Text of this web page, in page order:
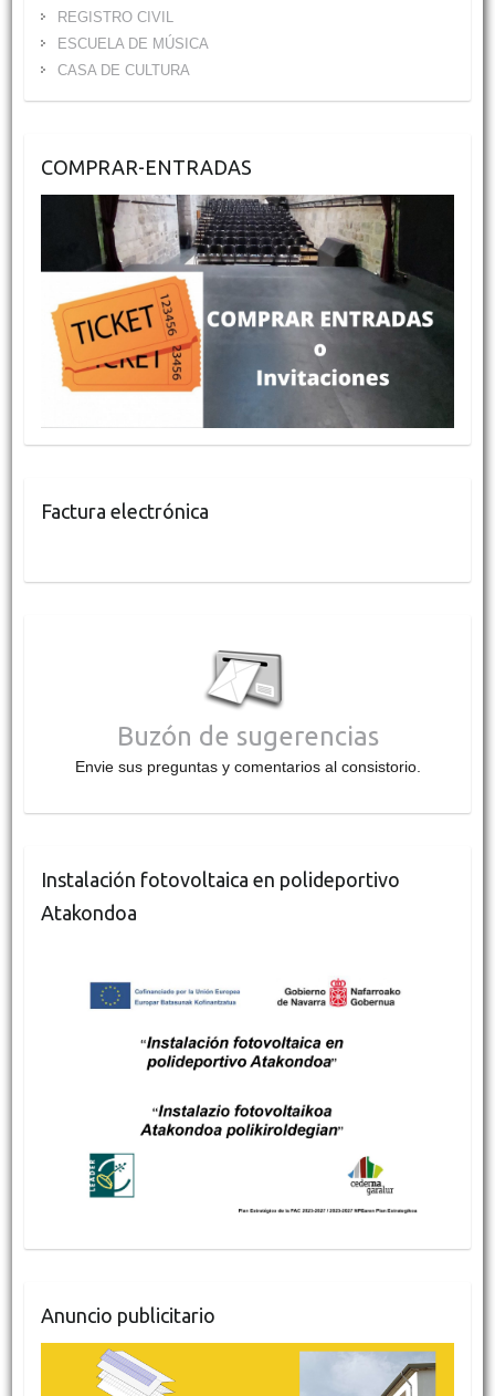
REGISTRO CIVIL
ESCUELA DE MÚSICA
CASA DE CULTURA
COMPRAR-ENTRADAS
Factura electrónica
Buzón de sugerencias
Envie sus preguntas y comentarios al consistorio.
Instalación fotovoltaica en polideportivo
Atakondoa
Anuncio publicitario